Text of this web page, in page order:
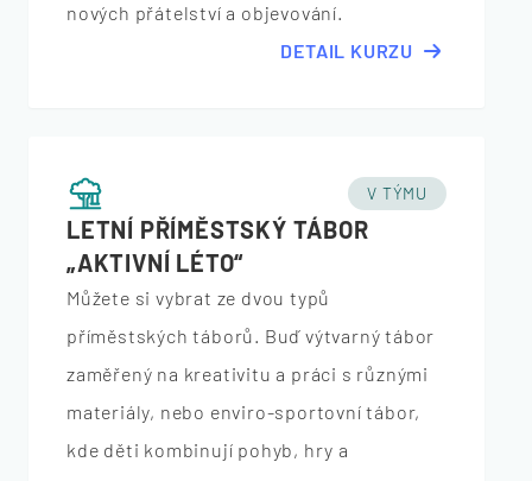
nových přátelství a objevování.
DETAIL KURZU
V TÝMU
LETNÍ PŘÍMĚSTSKÝ TÁBOR
„AKTIVNÍ LÉTO“
Můžete si vybrat ze dvou typů
příměstských táborů. Buď výtvarný tábor
zaměřený na kreativitu a práci s různými
materiály, nebo enviro-sportovní tábor,
kde děti kombinují pohyb, hry a